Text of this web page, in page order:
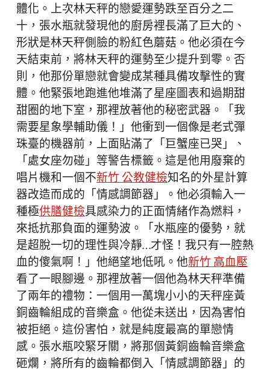
體化。上次林天秤的戀愛運勢跌至百分之二
十，張水瓶就發現他的廚房裡長滿了巨大的、
形狀是林天秤側臉的粉紅色蘑菇。他必須在今
天結束前，將林天秤的運勢至少提升到零。否
則，他那份單戀就會變成某種具備攻擊性的實
體。他緊張地跑進他堆滿了星座圖表和過期甜
甜圈的地下室，那裡放著他的秘密武器。「我
需要星象學輔助儀！」他衝到一個像是老式彈
珠臺的機器前，上面貼滿了「巨蟹座已哭」、
「處女座勿碰」等警告標籤。這是他用廢棄的
唱片機和一個不新竹 公教健檢知名的外星計算
器改造而成的「情感調節器」。他必須輸入一
種極供膳健檢具感染力的正面情緒作為燃料，
來抵抗那負面的運勢波。「水瓶座的優勢，就
是超脫一切的理性與冷靜…才怪！我只有一腔熱
血的傻氣啊！」他絕望地低吼。他新竹 高血壓
看了一眼腳邊。那裡放著一個他為林天秤準備
了兩年的禮物：一個用一萬塊小小的天秤座黃
銅齒輪組成的音樂盒。他從未送出，因為害怕
被拒絕。這份害怕，就是純度最高的單戀情
感。張水瓶咬緊牙關，將那個黃銅齒輪音樂盒
砸爛，將所有的齒輪都倒入「情感調節器」的